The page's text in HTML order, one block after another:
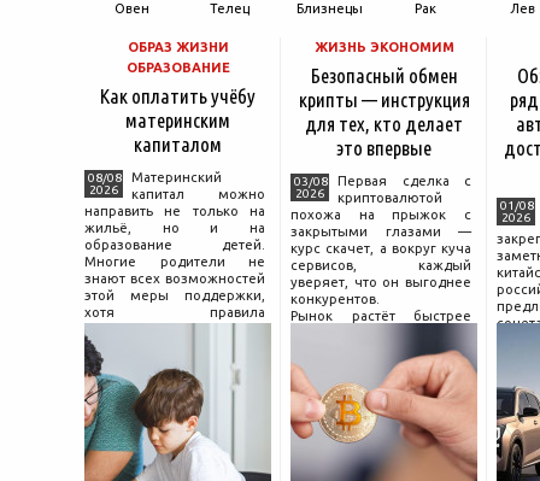
Овен Телец Близнецы Рак Лев
ОБРАЗ ЖИЗНИ
ОБРАЗОВАНИЕ
Как оплатить учёбу
материнским
капиталом
08/08
2026
Материнский
капитал можно
направить не только на
жильё, но и на
образование детей.
Многие родители не
знают всех возможностей
этой меры поддержки,
хотя правила
учёбу довольно понятны,
если разобраться в них
заранее и подготовить
ЖИЗНЬ ЭКОНОМИМ
Безопасный обмен
крипты — инструкция
для тех, кто делает
это впервые
03/08
2026
Первая сделка с
криптовалютой
похожа на прыжок с
закрытыми глазами —
курс скачет, а вокруг куча
сервисов, каждый
уверяет, что он выгоднее
конкурентов.
Рынок растёт быстрее
поведения на нём.
Петербургские
криптообменники,
московские
01/08
2026